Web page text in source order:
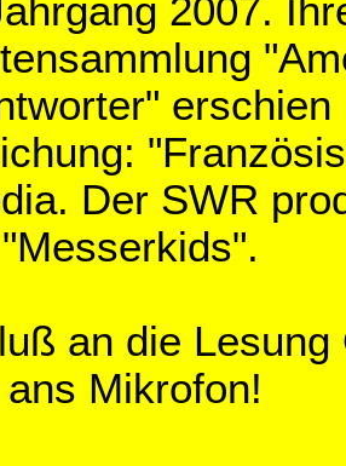
2007.
Der SWR
an die Lesung
Mikrofon!